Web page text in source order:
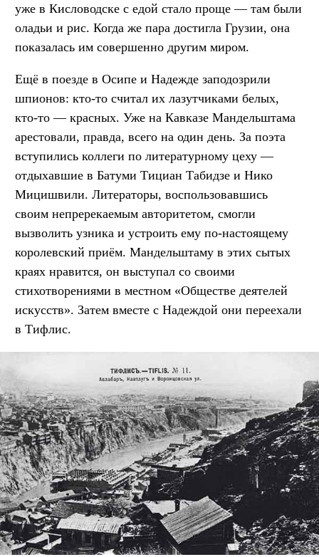
уже в Кисловодске с едой стало проще — там были
оладьи и рис. Когда же пара достигла Грузии, она
показалась им совершенно другим миром.
Ещё в поезде в Осипе и Надежде заподозрили
шпионов: кто-то считал их лазутчиками белых,
кто-то — красных. Уже на Кавказе Мандельштама
арестовали, правда, всего на один день. За поэта
вступились коллеги по литературному цеху —
отдыхавшие в Батуми Тициан Табидзе и Нико
Мицишвили. Литераторы, воспользовавшись
своим непререкаемым авторитетом, смогли
вызволить узника и устроить ему по-настоящему
королевский приём. Мандельштаму в этих сытых
краях нравится, он выступал со своими
стихотворениями в местном «Обществе деятелей
искусств». Затем вместе с Надеждой они переехали
в Тифлис.